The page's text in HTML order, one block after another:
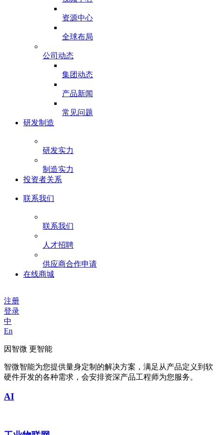
资源中心
全球布局
公司动态
集团动态
产品新闻
常见问题
研发制造
研发实力
制造实力
投资者关系
联系我们
联系我们
人才招聘
供应商合作申请
在线商城
注册
登录
中
En
因智微 更智能
智微智能为您提供量身定制的解决方案，满足从产品定义到软
硬件开发的各种需求，会安排资深产品工程师为您服务。
AI